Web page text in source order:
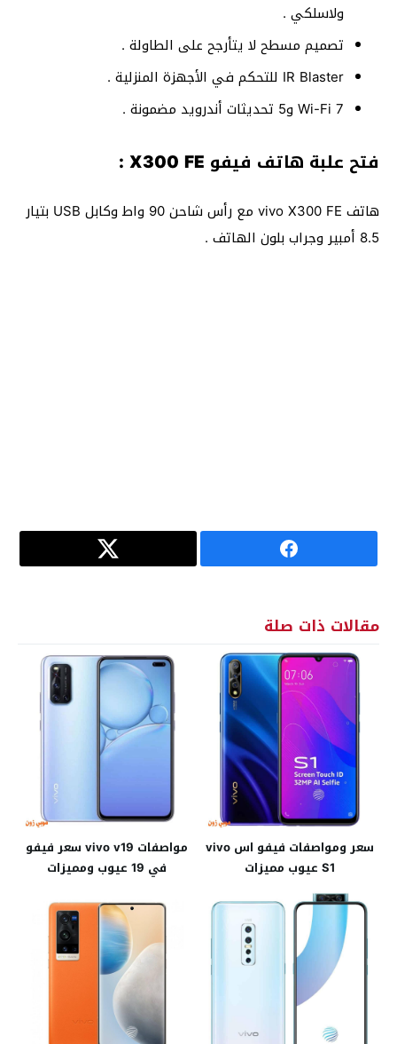
ولاسلكي .
تصميم مسطح لا يتأرجح على الطاولة .
IR Blaster للتحكم في الأجهزة المنزلية .
Wi-Fi 7 و5 تحديثات أندرويد مضمونة .
فتح علبة هاتف فيفو X300 FE :
هاتف vivo X300 FE مع رأس شاحن 90 واط وكابل USB بتيار
8.5 أمبير وجراب بلون الهاتف .
مقالات ذات صلة
سعر ومواصفات فيفو اس vivo
S1 عيوب مميزات
مواصفات vivo v19 سعر فيفو
في 19 عيوب ومميزات